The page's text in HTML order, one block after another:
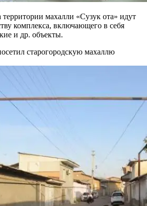
махалли «Сузук ота» идут
комплекса, включающего в себя
и др. объекты.
старогородскую махаллю